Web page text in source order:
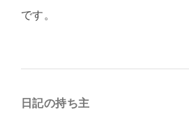
です。
日記の持ち主